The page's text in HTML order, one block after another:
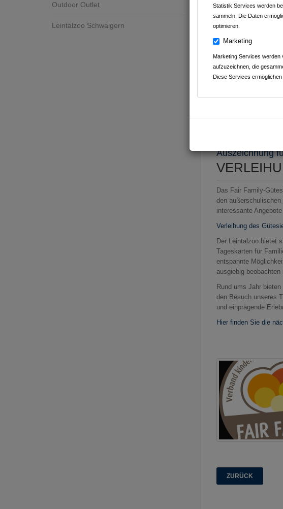
Statistik Services werden
sammeln. Die Daten
optimieren.
Marketing
Marketing Services werden
aufzuzeichnen, die
Diese Services
Outdoor Outlet
Leintalzoo Schwaigern
Auszeichnung
Das Fair Family-
den
interessante
Verleihung des
Der Leintalzoo bietet
Tageskarten für
entspannte
ausgiebig
Rund ums Jahr
den Besuch unseres
und einprägende
Hier finden Sie die
ZURÜCK